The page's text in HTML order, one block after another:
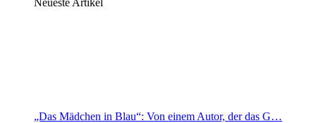
Neueste Artikel
„Das Mädchen in Blau“: Von einem Autor, der das G…